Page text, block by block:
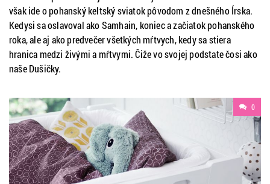
však ide o pohanský keltský sviatok pôvodom z dnešného Írska.
Kedysi sa oslavoval ako Samhain, koniec a začiatok pohanského
roka, ale aj ako predvečer všetkých mŕtvych, kedy sa stiera
hranica medzi živými a mŕtvymi. Čiže vo svojej podstate čosi ako
naše Dušičky.
0